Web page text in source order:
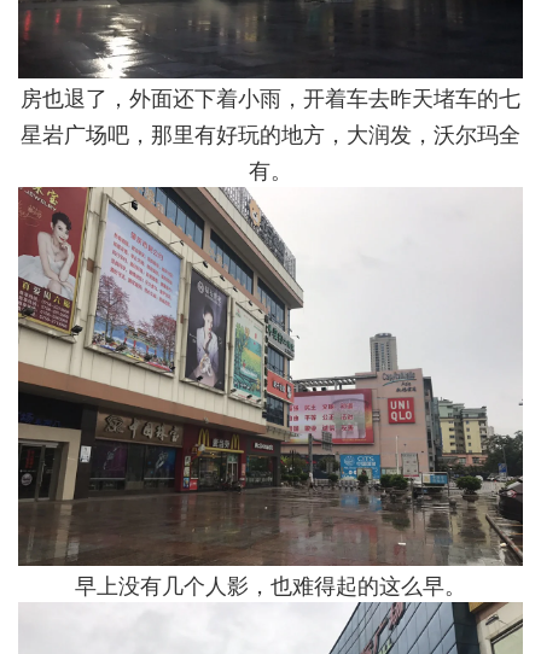
房也退了，外面还下着小雨，开着车去昨天堵车的七
星岩广场吧，那里有好玩的地方，大润发，沃尔玛全
有。
早上没有几个人影，也难得起的这么早。